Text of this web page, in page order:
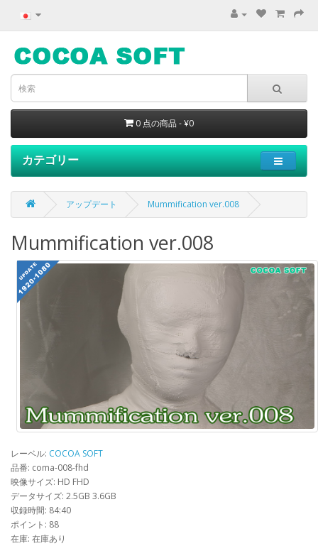
0 点の商品 - ¥0
カテゴリー
アップデート Mummification ver.008
Mummification ver.008
レーベル: COCOA SOFT
品番: coma-008-fhd
映像サイズ: HD FHD
データサイズ: 2.5GB 3.6GB
収録時間: 84:40
ポイント: 88
在庫: 在庫あり